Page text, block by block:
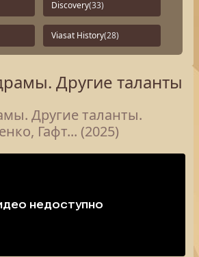
Discovery(33)
Viasat History(28)
Другие таланты
Другие таланты.
Гафт... (2025)